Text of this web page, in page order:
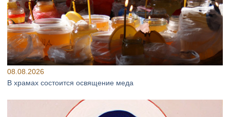
08.08.2026
В храмах состоится освящение меда